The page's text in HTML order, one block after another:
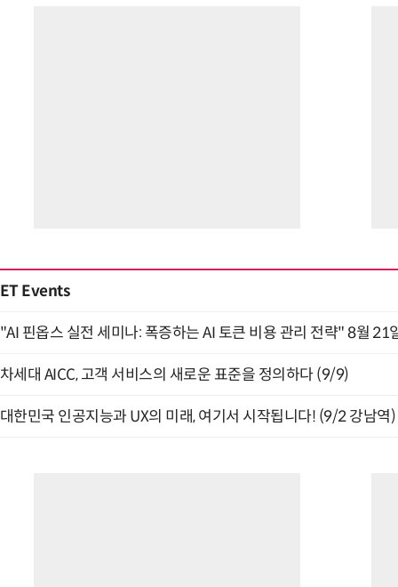
ET Events
"AI 핀옵스 실전 세미나: 폭증하는 AI 토큰 비용 관리 전략" 8월 21
차세대 AICC, 고객 서비스의 새로운 표준을 정의하다 (9/9)
대한민국 인공지능과 UX의 미래, 여기서 시작됩니다! (9/2 강남역)